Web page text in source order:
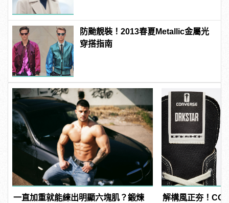
防颱靚裝！2013春夏Metallic金屬光
穿搭指南
一直加重就能練出明顯六塊肌？鍛煉
解構風正夯！